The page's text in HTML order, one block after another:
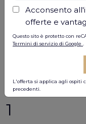
anni, l"Istria è
turistica e si sa
cose interessanti
Per conoscere
segreti, di seguito
interessanti meno
sapevi.
1
Acconsento
offerte e
Questo sito è protetto con
Termini di servizio di Google
L'offerta si applica agli ospiti
precedenti.